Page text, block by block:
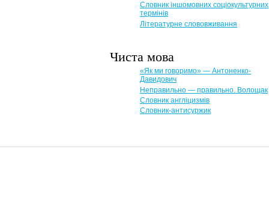
Словник іншомовних соціокультурних
термінів
Літературне слововживання
Чиста мова
«Як ми говоримо» — Антоненко-
Давидович
Неправильно — правильно. Волощак
Словник англіцизмів
Словник-антисуржик